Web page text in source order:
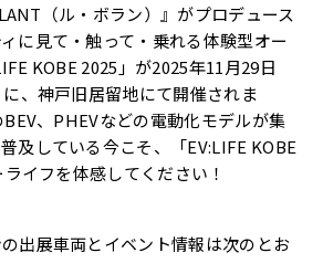
（ル・ボラン）』がプロデュース
に見て・触って・乗れる体験型オー
KOBE 2025」が2025年11月29日
に、神戸旧居留地にて開催されま
、PHEVなどの電動化モデルが集
及している今こそ、「EV:LIFE KOBE
イフを体感してください！
出展車両とイベント情報は次のとお